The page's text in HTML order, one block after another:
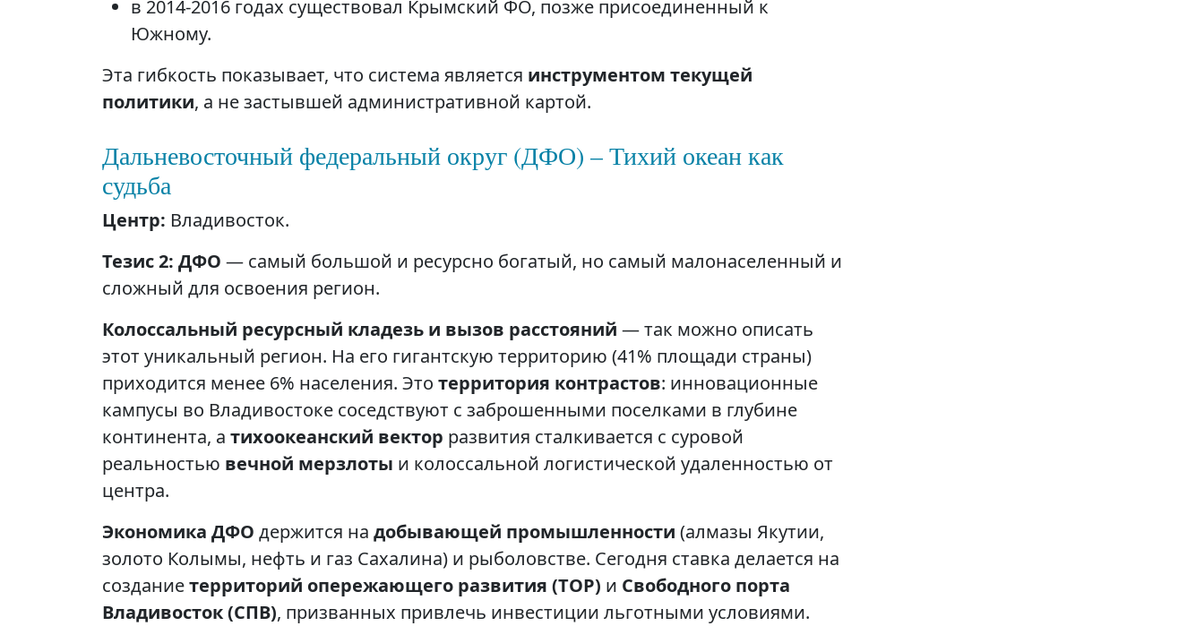
в 2014-2016 годах существовал Крымский ФО, позже присоединенный к
Южному.
Эта гибкость показывает, что система является инструментом текущей
политики, а не застывшей административной картой.
Дальневосточный федеральный округ (ДФО) – Тихий океан как
судьба
Центр: Владивосток.
Тезис 2: ДФО — самый большой и ресурсно богатый, но самый малонаселенный и
сложный для освоения регион.
Колоссальный ресурсный кладезь и вызов расстояний — так можно описать
этот уникальный регион. На его гигантскую территорию (41% площади страны)
приходится менее 6% населения. Это территория контрастов: инновационные
кампусы во Владивостоке соседствуют с заброшенными поселками в глубине
континента, а тихоокеанский вектор развития сталкивается с суровой
реальностью вечной мерзлоты и колоссальной логистической удаленностью от
центра.
Экономика ДФО держится на добывающей промышленности (алмазы Якутии,
золото Колымы, нефть и газ Сахалина) и рыболовстве. Сегодня ставка делается на
созданиетерриторий опережающего развития (ТОР) и Свободного порта
Владивосток (СПВ), призванных привлечь инвестиции льготными условиями.